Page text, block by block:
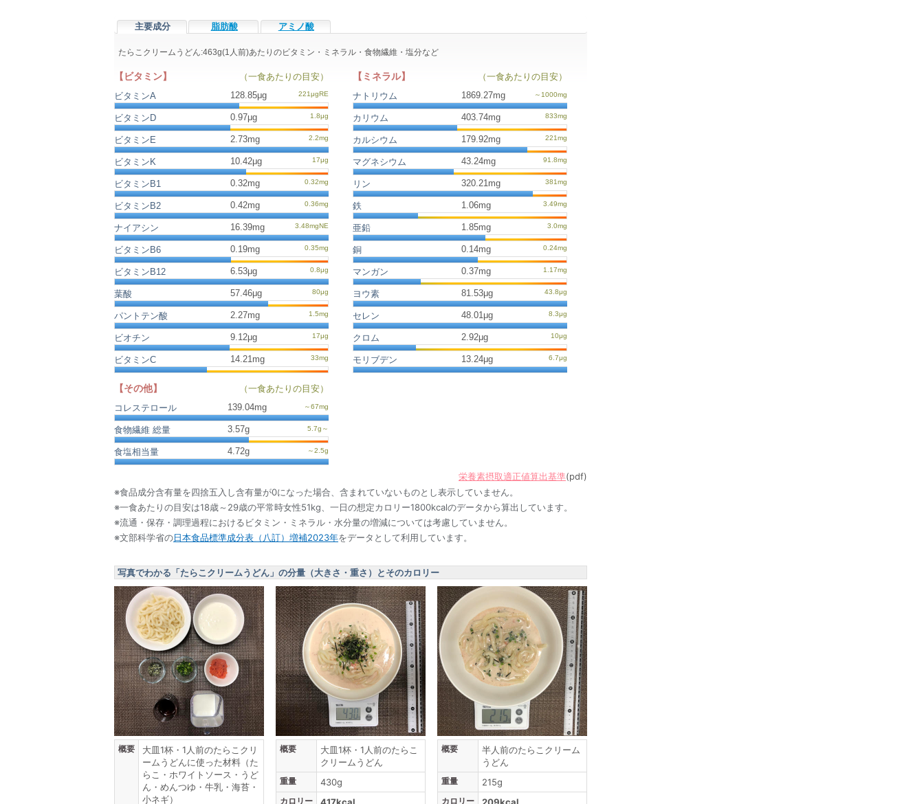
主要成分 脂肪酸 アミノ酸
たらこクリームうどん:463g(1人前)あたりのビタミン・ミネラル・食物繊維・塩分など
【ビタミン】
（一食あたりの目安）
ビタミンA
128.85μg
ビタミンD 0.97μg
ビタミンE 2.73mg
ビタミンK 10.42μg
ビタミンB1 0.32mg
ビタミンB2 0.42mg
ナイアシン 16.39mg
ビタミンB6 0.19mg
ビタミンB12 6.53μg
葉酸 57.46μg
パントテン酸 2.27mg
ビオチン 9.12μg
ビタミンC 14.21mg
【ミネラル】
（一食あたりの目安）
ナトリウム
1869.27mg
カリウム 403.74mg
カルシウム 179.92mg
マグネシウム 43.24mg
リン 320.21mg
鉄 1.06mg
亜鉛 1.85mg
銅 0.14mg
マンガン 0.37mg
ヨウ素 81.53μg
セレン 48.01μg
クロム 2.92μg
モリブデン 13.24μg
【その他】
（一食あたりの目安）
コレステロール
139.04mg
食物繊維 総量 3.57g
食塩相当量 4.72g
栄養素摂取適正値算出基準(pdf)
※食品成分含有量を四捨五入し含有量が0になった場合、含まれていないものとし表示していません。
※一食あたりの目安は18歳～29歳の平常時女性51kg、一日の想定カロリー1800kcalのデータから算出しています。
※流通・保存・調理過程におけるビタミン・ミネラル・水分量の増減については考慮していません。
※文部科学省の日本食品標準成分表（八訂）増補2023年をデータとして利用しています。
写真でわかる「たらこクリームうどん」の分量（大きさ・重さ）とそのカロリー
概要
大皿1杯・1人前のたらこクリ
ームうどんに使った材料（た
らこ・ホワイトソース・うど
ん・めんつゆ・牛乳・海苔・
小ネギ）
概要
大皿1杯・1人前のたらこ
クリームうどん
重量 430g
カロリー 417kcal
概要
半人前のたらこクリーム
うどん
重量 215g
カロリー 209kcal